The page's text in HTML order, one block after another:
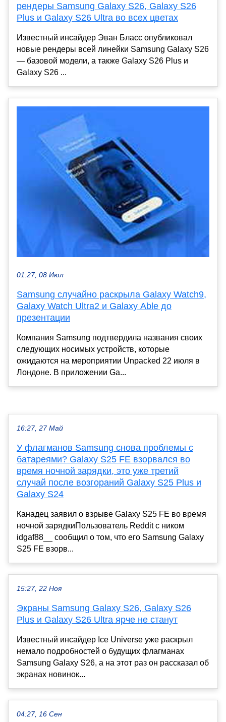
рендеры Samsung Galaxy S26, Galaxy S26
Plus и Galaxy S26 Ultra во всех цветах
Известный инсайдер Эван Бласс опубликовал
новые рендеры всей линейки Samsung Galaxy S26
— базовой модели, а также Galaxy S26 Plus и
Galaxy S26 ...
01:27, 08 Июл
Samsung случайно раскрыла Galaxy Watch9,
Galaxy Watch Ultra2 и Galaxy Able до
презентации
Компания Samsung подтвердила названия своих
следующих носимых устройств, которые
ожидаются на мероприятии Unpacked 22 июля в
Лондоне. В приложении Ga...
16:27, 27 Май
У флагманов Samsung снова проблемы с
батареями? Galaxy S25 FE взорвался во
время ночной зарядки, это уже третий
случай после возгораний Galaxy S25 Plus и
Galaxy S24
Канадец заявил о взрыве Galaxy S25 FE во время
ночной зарядкиПользователь Reddit с ником
idgaf88__ сообщил о том, что его Samsung Galaxy
S25 FE взорв...
15:27, 22 Ноя
Экраны Samsung Galaxy S26, Galaxy S26
Plus и Galaxy S26 Ultra ярче не станут
Известный инсайдер Ice Universe уже раскрыл
немало подробностей о будущих флагманах
Samsung Galaxy S26, а на этот раз он рассказал об
экранах новинок...
04:27, 16 Сен